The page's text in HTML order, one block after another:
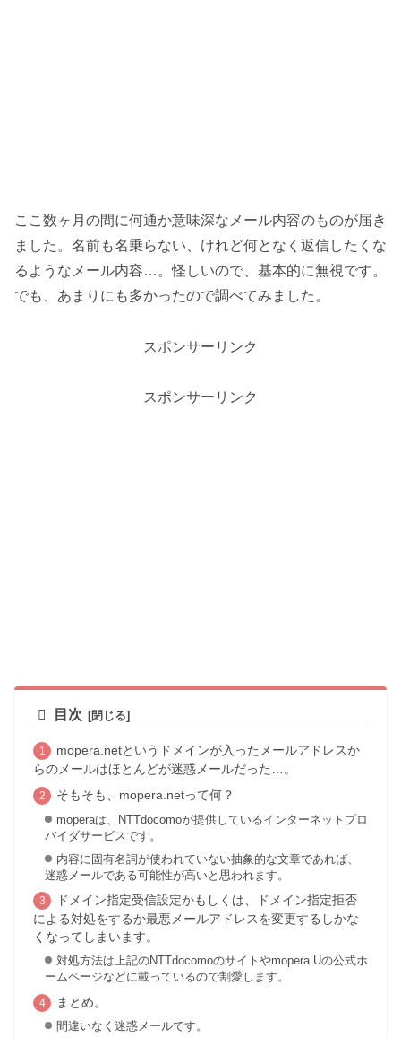
ここ数ヶ月の間に何通か意味深なメール内容のものが届き
ました。名前も名乗らない、けれど何となく返信したくな
るようなメール内容…。怪しいので、基本的に無視です。
でも、あまりにも多かったので調べてみました。
スポンサーリンク
スポンサーリンク
目次
mopera.netというドメインが入ったメールアドレスか
らのメールはほとんどが迷惑メールだった…。
そもそも、mopera.netって何？
moperaは、NTTdocomoが提供しているインターネットプロ
バイダサービスです。
内容に固有名詞が使われていない抽象的な文章であれば、
迷惑メールである可能性が高いと思われます。
ドメイン指定受信設定かもしくは、ドメイン指定拒否
による対処をするか最悪メールアドレスを変更するしかな
くなってしまいます。
対処方法は上記のNTTdocomoのサイトやmopera Uの公式ホ
ームページなどに載っているので割愛します。
まとめ。
間違いなく迷惑メールです。